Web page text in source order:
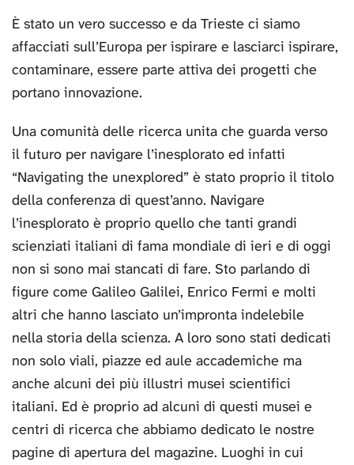
È stato un vero successo e da Trieste ci siamo
affacciati sull’Europa per ispirare e lasciarci ispirare,
contaminare, essere parte attiva dei progetti che
portano innovazione.
Una comunità delle ricerca unita che guarda verso
il futuro per navigare l’inesplorato ed infatti
“Navigating the unexplored” è stato proprio il titolo
della conferenza di quest’anno. Navigare
l’inesplorato è proprio quello che tanti grandi
scienziati italiani di fama mondiale di ieri e di oggi
non si sono mai stancati di fare. Sto parlando di
figure come Galileo Galilei, Enrico Fermi e molti
altri che hanno lasciato un’impronta indelebile
nella storia della scienza. A loro sono stati dedicati
non solo viali, piazze ed aule accademiche ma
anche alcuni dei più illustri musei scientifici
italiani. Ed è proprio ad alcuni di questi musei e
centri di ricerca che abbiamo dedicato le nostre
pagine di apertura del magazine. Luoghi in cui